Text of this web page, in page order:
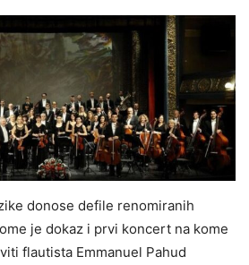
donose defile renomiranih
je dokaz i prvi koncert na kome
flautista Emmanuel Pahud